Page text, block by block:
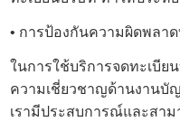
• การป้องกันความผิดพลา
ในการใช้บริการจดทะเบีย
ความเชี่ยวชาญด้านงานบั
เรามีประสบการณ์และสา